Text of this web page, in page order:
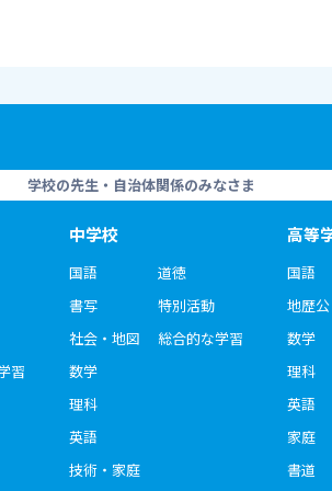
学校の先生・自治体関係のみなさま
習
中学校
国語
書写
社会・地図
数学
理科
英語
技術・家庭
道徳
特別活動
総合的な学習
高等
国語
地歴公
数学
理科
英語
家庭
書道